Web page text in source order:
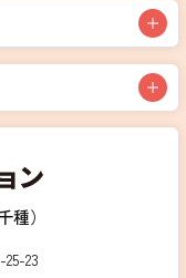
）
23